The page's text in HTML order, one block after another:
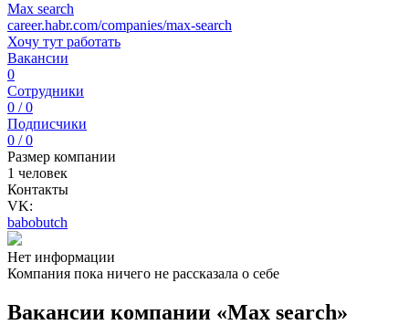
Max search
career.habr.com/companies/max-search
Хочу тут работать
Вакансии
0
Сотрудники
0 / 0
Подписчики
0 / 0
Размер компании
1 человек
Контакты
VK:
babobutch
Нет информации
Компания пока ничего не рассказала о себе
Вакансии компании «Max search»